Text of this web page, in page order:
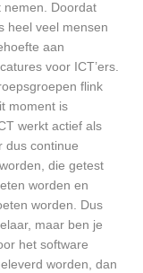
nemen. Doordat
heel veel mensen
aan
voor ICT’ers.
flink
moment is
werkt actief als
dus continue
die getest
worden en
worden. Dus
maar ben je
het software
worden, dan